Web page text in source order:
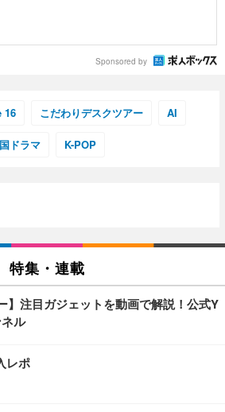
Sponsored by
16 こだわりデスクツアー AI
ドラマ K-POP
特集・連載
】注目ガジェットを動画で解説！公式Y
ル
レポ